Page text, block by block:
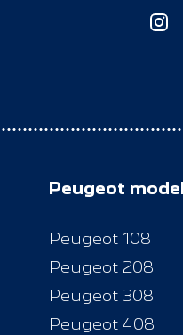
Peugeot
Peugeot 108
Peugeot 208
Peugeot 308
Peugeot 408